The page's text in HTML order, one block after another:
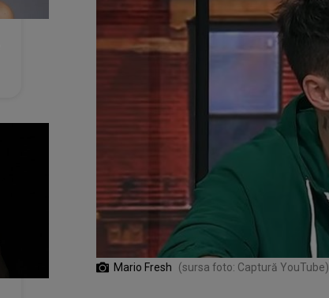
Mario Fresh (sursa foto: Captură YouTube)